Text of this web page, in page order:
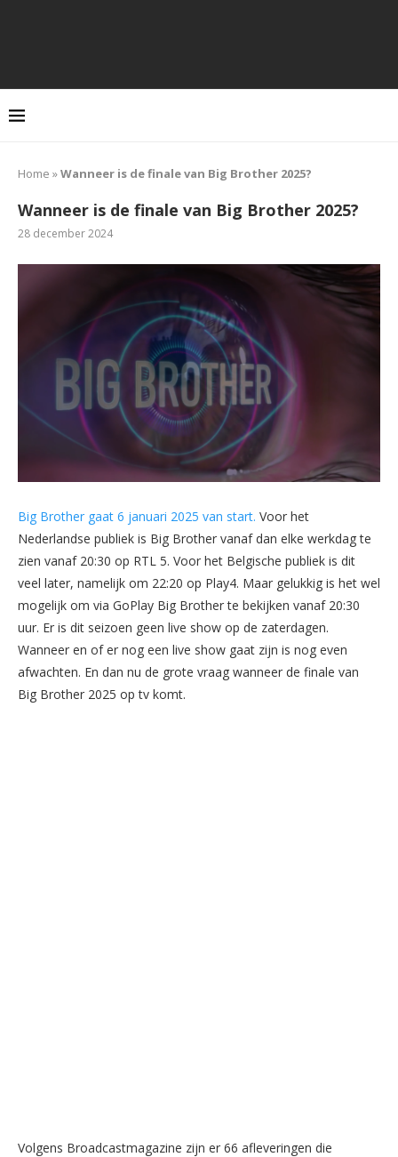
Home »Wanneer is de finale van Big Brother 2025?
Wanneer is de finale van Big Brother 2025?
28 december 2024
Big Brother gaat 6 januari 2025 van start. Voor het
Nederlandse publiek is Big Brother vanaf dan elke werkdag te
zien vanaf 20:30 op RTL 5. Voor het Belgische publiek is dit
veel later, namelijk om 22:20 op Play4. Maar gelukkig is het wel
mogelijk om via GoPlay Big Brother te bekijken vanaf 20:30
uur. Er is dit seizoen geen live show op de zaterdagen.
Wanneer en of er nog een live show gaat zijn is nog even
afwachten. En dan nu de grote vraag wanneer de finale van
Big Brother 2025 op tv komt.
Volgens Broadcastmagazine zijn er 66 afleveringen die